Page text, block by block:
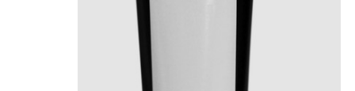
Trattamento